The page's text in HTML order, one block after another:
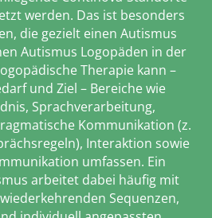
werden. Das ist besonders
die gezielt einen Autismus
Autismus Logopäden in der
Therapie kann –
und Ziel – Bereiche wie
Sprachverarbeitung,
Kommunikation (z.
Interaktion sowie
umfassen. Ein
arbeitet dabei häufig mit
Sequenzen,